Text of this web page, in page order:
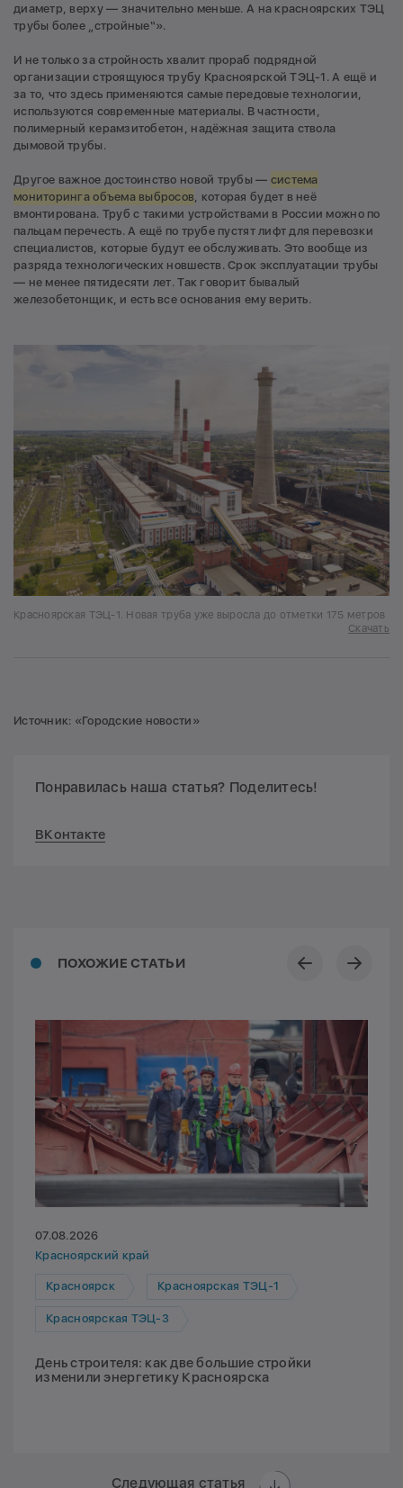
диаметр, верху — значительно меньше. А на красноярских ТЭЦ
трубы более „стройные“».
И не только за стройность хвалит прораб подрядной
организации строящуюся трубу Красноярской ТЭЦ-1. А ещё и
за то, что здесь применяются самые передовые технологии,
используются современные материалы. В частности,
полимерный керамзитобетон, надёжная защита ствола
дымовой трубы.
Другое важное достоинство новой трубы — система
мониторинга объема выбросов, которая будет в неё
вмонтирована. Труб с такими устройствами в России можно по
пальцам перечесть. А ещё по трубе пустят лифт для перевозки
специалистов, которые будут ее обслуживать. Это вообще из
разряда технологических новшеств. Срок эксплуатации трубы
— не менее пятидесяти лет. Так говорит бывалый
железобетонщик, и есть все основания ему верить.
Красноярская ТЭЦ-1. Новая труба уже выросла до отметки 175 метров
Скачать
Источник: «Городские новости»
Понравилась наша статья? Поделитесь!
ВКонтакте
ПОХОЖИЕ СТАТЬИ
07.08.2026
Красноярский край
Красноярск Красноярская ТЭЦ-1
Красноярская ТЭЦ-3
День строителя: как две большие стройки
изменили энергетику Красноярска
Следующая статья